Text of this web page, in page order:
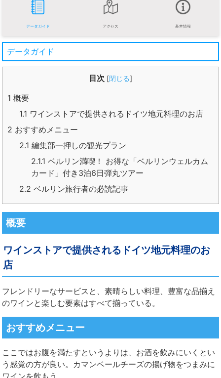
データガイド アクセス 基本情報
データガイド
目次 [閉じる]
1 概要
1.1 ワインストアで提供されるドイツ地元料理のお店
2 おすすめメニュー
2.1 編集部一押しの観光プラン
2.1.1 ベルリン満喫！ お得な「ベルリンウェルカム
カード」付き3泊6日弾丸ツアー
2.2 ベルリン旅行者の必読記事
概要
ワインストアで提供されるドイツ地元料理のお
店
フレンドリーなサービスと、素晴らしい料理、豊富な品揃え
のワインと楽しむ要素はすべて揃っている。
おすすめメニュー
ここではお腹を満たすというよりは、お酒を飲みにいくとい
う感覚の方が良い。カマンベールチーズの揚げ物をつまみに
ワインを飲もう。